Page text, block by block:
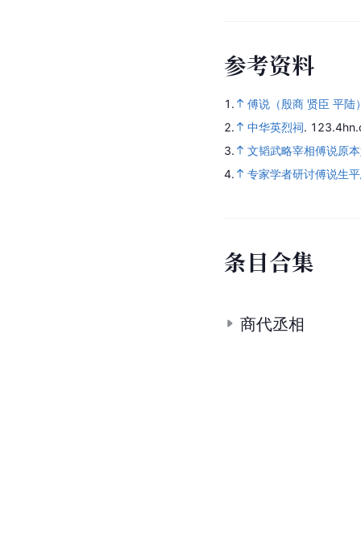
参考资料
1.
傅说（殷商 贤臣 平陆
2.
中华英烈祠.
3.
文韬武略宰相傅说原
4.
专家学者研讨傅说生
条目合集
商代丞相